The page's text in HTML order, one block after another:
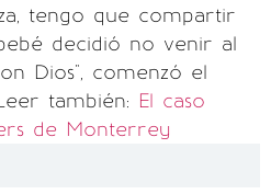
tengo que compartir
decidió no venir al
Dios", comenzó el
también: El caso
de Monterrey